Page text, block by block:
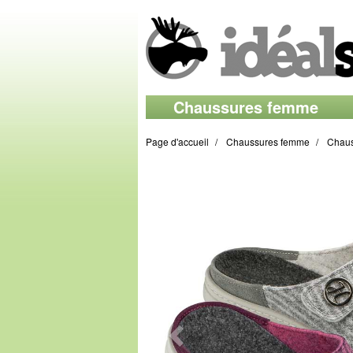
Chaussures femme
Page d'accueil Chaussures femme